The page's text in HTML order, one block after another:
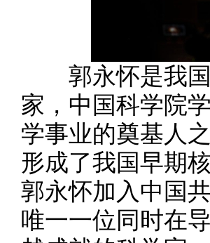
郭永怀是我国
家，中国科学院
学事业的奠基人
形成了我国早期
郭永怀加入中国
唯一一位同时在